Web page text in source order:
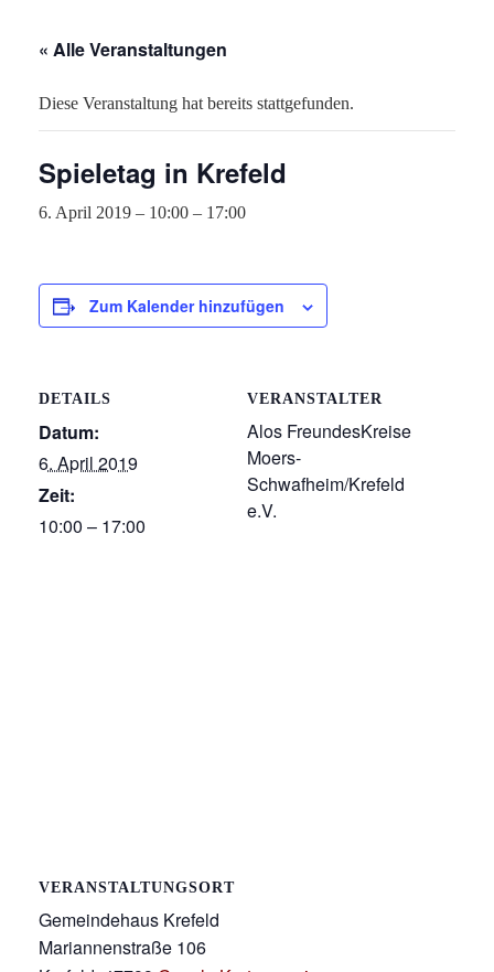
« Alle Veranstaltungen
Diese Veranstaltung hat bereits stattgefunden.
Spieletag in Krefeld
6. April 2019 – 10:00 – 17:00
Zum Kalender hinzufügen
DETAILS
Datum:
6. April 2019
Zeit:
10:00 – 17:00
VERANSTALTER
Alos FreundesKreise
Moers-
Schwafheim/Krefeld
e.V.
VERANSTALTUNGSORT
Gemeindehaus Krefeld
Mariannenstraße 106